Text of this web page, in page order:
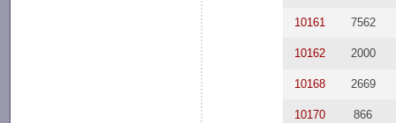
10161 7562
10162 2000
10168 2669
10170 866